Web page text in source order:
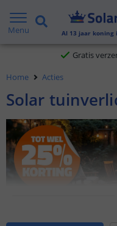
Menu Al 13 jaar koning
Gratis
Home Acties
Solar